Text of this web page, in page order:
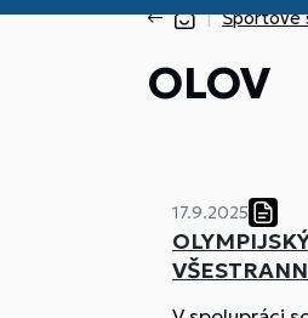
Športové
OLOV
17.9.2025